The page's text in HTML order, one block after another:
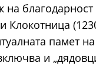
на благодарност
Клокотница
памет
и